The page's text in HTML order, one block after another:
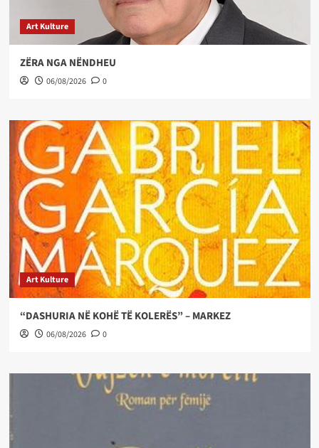
Art Kulture
ZËRA NGA NËNDHEU
06/08/2026 0
Art Kulture
“DASHURIA NË KOHË TË KOLERËS” – MARKEZ
06/08/2026 0